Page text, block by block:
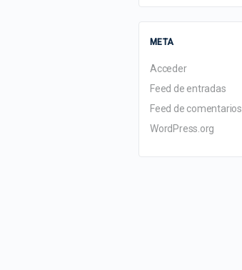
META
Acceder
Feed de entradas
Feed de comentarios
WordPress.org